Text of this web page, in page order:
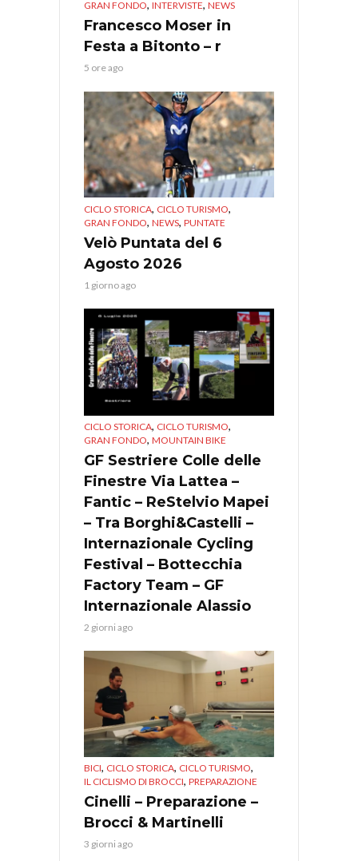
GRAN FONDO, INTERVISTE, NEWS
Francesco Moser in
Festa a Bitonto – r
5 ore ago
CICLO STORICA, CICLO TURISMO,
GRAN FONDO, NEWS, PUNTATE
Velò Puntata del 6
Agosto 2026
1 giorno ago
CICLO STORICA, CICLO TURISMO,
GRAN FONDO, MOUNTAIN BIKE
GF Sestriere Colle delle
Finestre Via Lattea –
Fantic – ReStelvio Mapei
– Tra Borghi&Castelli –
Internazionale Cycling
Festival – Bottecchia
Factory Team – GF
Internazionale Alassio
2 giorni ago
BICI, CICLO STORICA, CICLO TURISMO,
IL CICLISMO DI BROCCI, PREPARAZIONE
Cinelli – Preparazione –
Brocci & Martinelli
3 giorni ago